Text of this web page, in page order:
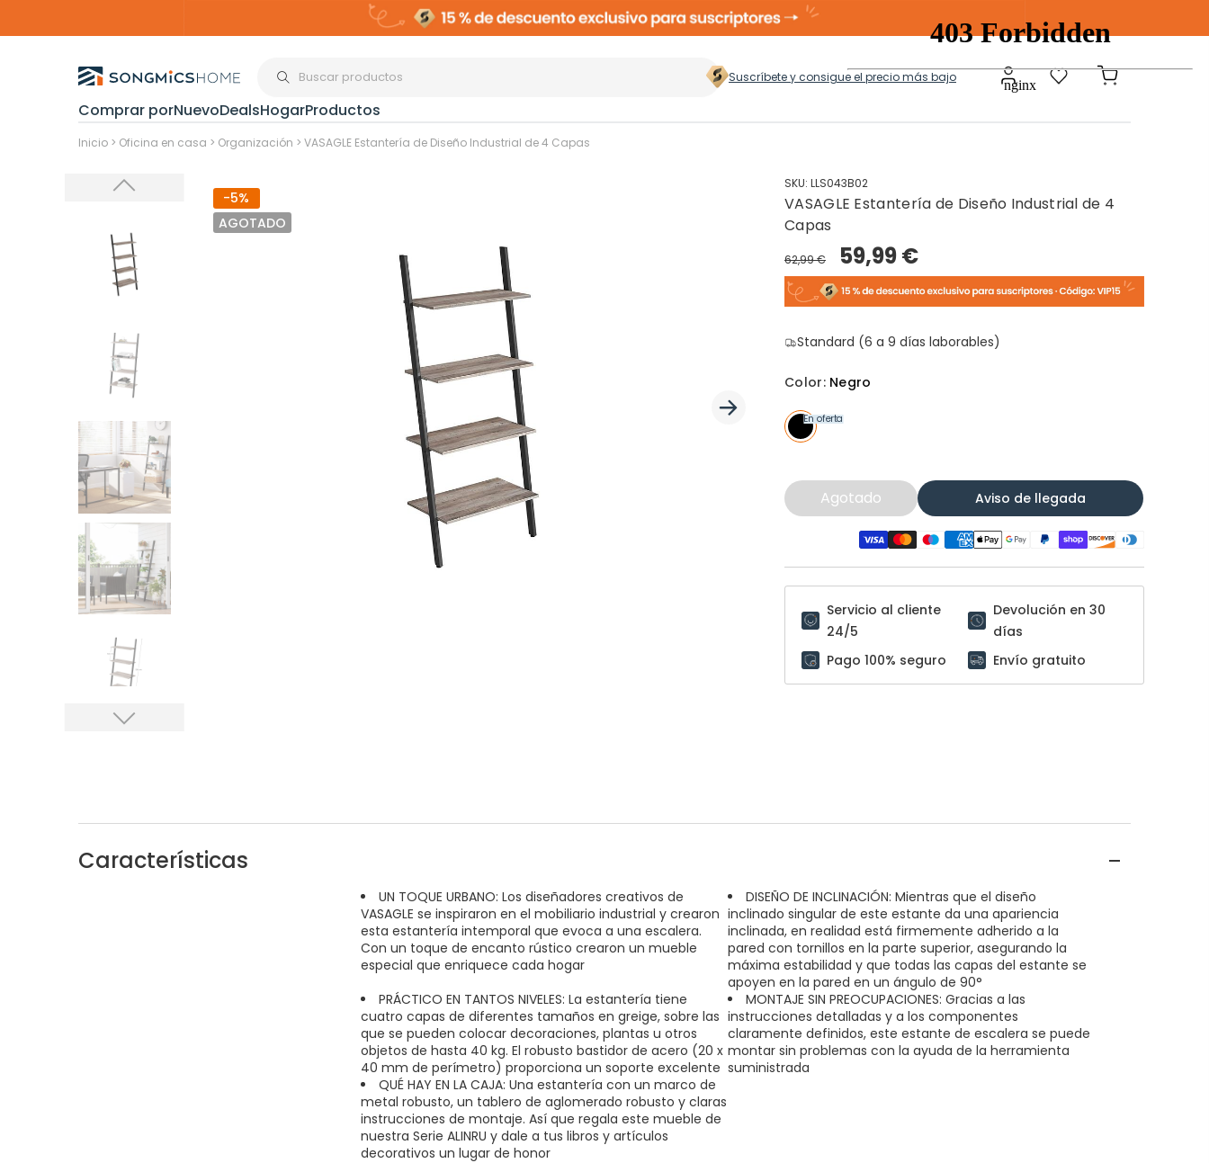
Suscríbete y consigue el precio más bajo
Comprar porNuevoDealsHogarProductos
Organización del hogar>
Ropa Modulares
Almacenamiento
Cestos Ropa Sucia Baules Ottoman
Inicio > Oficina en casa > Organización > VASAGLE Estantería de Diseño Industrial de 4 Capas
-5%
AGOTADO
SKU: LLS043B02
VASAGLE Estantería de Diseño Industrial de 4
Capas
62,99 € 59,99 €
Standard (6 a 9 días laborables)
Color: Negro
En oferta
Agotado Aviso de llegada
Servicio al cliente
24/5
Devolución en 30
días
Pago 100% seguro
Envío gratuito
Características
UN TOQUE URBANO: Los diseñadores creativos de
VASAGLE se inspiraron en el mobiliario industrial y crearon
esta estantería intemporal que evoca a una escalera.
Con un toque de encanto rústico crearon un mueble
especial que enriquece cada hogar
DISEÑO DE INCLINACIÓN: Mientras que el diseño
inclinado singular de este estante da una apariencia
inclinada, en realidad está firmemente adherido a la
pared con tornillos en la parte superior, asegurando la
máxima estabilidad y que todas las capas del estante se
apoyen en la pared en un ángulo de 90°
PRÁCTICO EN TANTOS NIVELES: La estantería tiene
cuatro capas de diferentes tamaños en greige, sobre las
que se pueden colocar decoraciones, plantas u otros
objetos de hasta 40 kg. El robusto bastidor de acero (20 x
40 mm de perímetro) proporciona un soporte excelente
MONTAJE SIN PREOCUPACIONES: Gracias a las
instrucciones detalladas y a los componentes
claramente definidos, este estante de escalera se puede
montar sin problemas con la ayuda de la herramienta
suministrada
QUÉ HAY EN LA CAJA: Una estantería con un marco de
metal robusto, un tablero de aglomerado robusto y claras
instrucciones de montaje. Así que regala este mueble de
nuestra Serie ALINRU y dale a tus libros y artículos
decorativos un lugar de honor